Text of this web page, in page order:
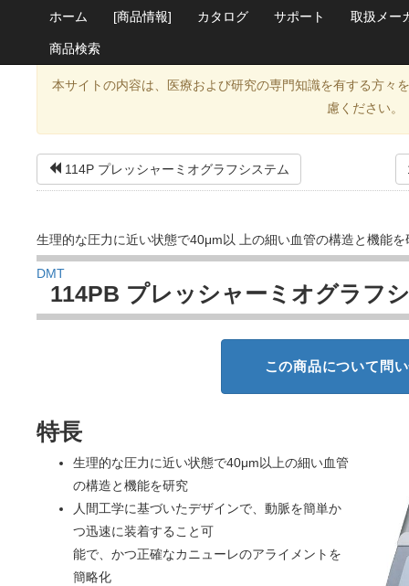
ホーム [商品情報] カタログ サポート 取扱メー
商品検索
本サイトの内容は、医療および研究の専門知識を有する方々
慮ください。
114P プレッシャーミオグラフシステム
生理的な圧力に近い状態で40μm以 上の細い血管の構造と機能を
DMT
114PB プレッシャーミオグラフ
この商品について問
特長
生理的な圧力に近い状態で40μm以上の細い血管
の構造と機能を研究
人間工学に基づいたデザインで、動脈を簡単か
つ迅速に装着すること可
能で、かつ正確なカニューレのアライメントを
簡略化